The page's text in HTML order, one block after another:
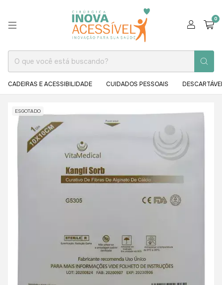
0
CADEIRAS E ACESSIBILIDADE CUIDADOS PESSOAIS
ESGOTADO